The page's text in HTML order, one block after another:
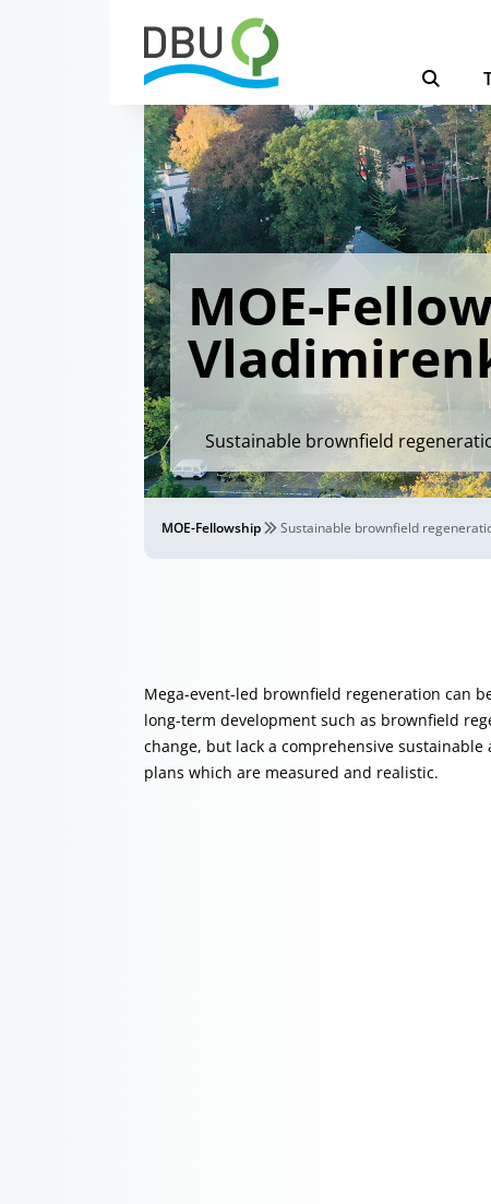
MOE-
Sustainable brownfield
MOE-Fellowship Sustainable brownfield
Mega-event-led brownfield regeneration can
long-term development such as brownfield
change, but lack a comprehensive
plans which are measured and realistic.